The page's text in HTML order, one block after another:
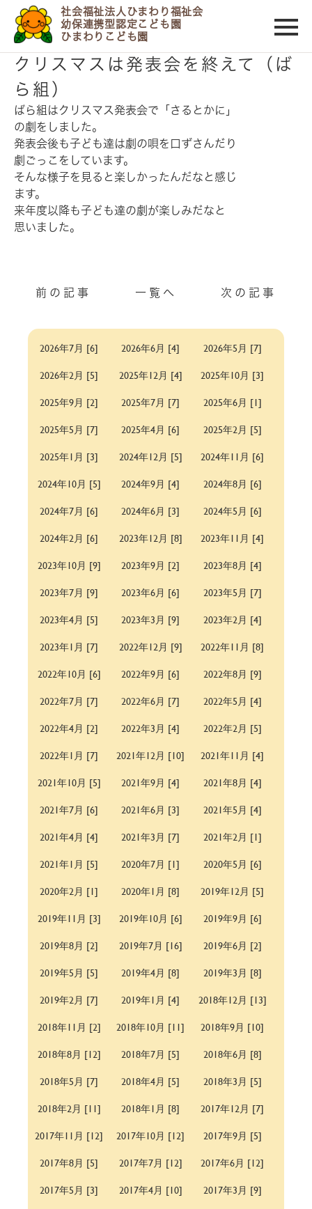
社会福祉法人ひまわり福祉会
幼保連携型認定こども園
ひまわりこども園
2018/12/28
クリスマスは発表会を終えて（ば
ら組）
ばら組はクリスマス発表会で「さるとかに」
の劇をしました。
発表会後も子ども達は劇の唄を口ずさんだり
劇ごっこをしています。
そんな様子を見ると楽しかったんだなと感じ
ます。
来年度以降も子ども達の劇が楽しみだなと
思いました。
前の記事 一覧へ 次の記事
2026年7月 [6] 2026年6月 [4]
2026年5月 [7]
2026年2月 [5]
2025年12月 [4]
2025年10月 [3]
2025年9月 [2]
2025年7月 [7]
2025年6月 [1]
2025年5月 [7]
2025年4月 [6]
2025年2月 [5]
2025年1月 [3]
2024年12月 [5]
2024年11月 [6]
2024年10月 [5]
2024年9月 [4]
2024年8月 [6]
2024年7月 [6]
2024年6月 [3]
2024年5月 [6]
2024年2月 [6]
2023年12月 [8]
2023年11月 [4]
2023年10月 [9]
2023年9月 [2]
2023年8月 [4]
2023年7月 [9]
2023年6月 [6]
2023年5月 [7]
2023年4月 [5]
2023年3月 [9]
2023年2月 [4]
2023年1月 [7]
2022年12月 [9]
2022年11月 [8]
2022年10月 [6]
2022年9月 [6]
2022年8月 [9]
2022年7月 [7]
2022年6月 [7]
2022年5月 [4]
2022年4月 [2]
2022年3月 [4]
2022年2月 [5]
2022年1月 [7]
2021年12月 [10]
2021年11月 [4]
2021年10月 [5]
2021年9月 [4]
2021年8月 [4]
2021年7月 [6]
2021年6月 [3]
2021年5月 [4]
2021年4月 [4]
2021年3月 [7]
2021年2月 [1]
2021年1月 [5]
2020年7月 [1]
2020年5月 [6]
2020年2月 [1]
2020年1月 [8]
2019年12月 [5]
2019年11月 [3]
2019年10月 [6]
2019年9月 [6]
2019年8月 [2]
2019年7月 [16]
2019年6月 [2]
2019年5月 [5]
2019年4月 [8]
2019年3月 [8]
2019年2月 [7]
2019年1月 [4]
2018年12月 [13]
2018年11月 [2]
2018年10月 [11]
2018年9月 [10]
2018年8月 [12]
2018年7月 [5]
2018年6月 [8]
2018年5月 [7]
2018年4月 [5]
2018年3月 [5]
2018年2月 [11]
2018年1月 [8]
2017年12月 [7]
2017年11月 [12]
2017年10月 [12]
2017年9月 [5]
2017年8月 [5]
2017年7月 [12]
2017年6月 [12]
2017年5月 [3]
2017年4月 [10]
2017年3月 [9]